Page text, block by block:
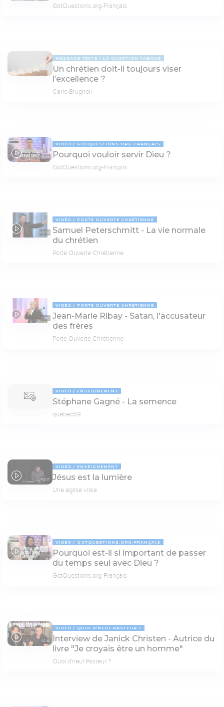
GotQuestions.org-Français
MESSAGE TEXTE LA QUESTION TABOUE
Un chrétien doit-il toujours viser
l’excellence ?
Carlo Brugnoli
04:45
VIDÉO GOTQUESTIONS.ORG-FRANÇAIS
Pourquoi vouloir servir Dieu ?
GotQuestions.org-Français
65:58
VIDÉO PORTE OUVERTE CHRÉTIENNE
Samuel Peterschmitt - La vie normale
du chrétien
Porte Ouverte Chrétienne
35:46
VIDÉO PORTE OUVERTE CHRÉTIENNE
Jean-Marie Ribay - Satan, l'accusateur
des frères
Porte Ouverte Chrétienne
VIDÉO ENSEIGNEMENT
Stéphane Gagné - La semence
quebec59
45:07
VIDÉO ENSEIGNEMENT
Jésus est la lumière
Une église vraie
03:22
VIDÉO GOTQUESTIONS.ORG-FRANÇAIS
Pourquoi est-il si important de passer
du temps seul avec Dieu ?
GotQuestions.org-Français
52:16
VIDÉO QUOI D'NEUF PASTEUR ?
Interview de Janick Christen - Autrice du
livre "Je croyais être un homme"
Quoi d'neuf Pasteur ?